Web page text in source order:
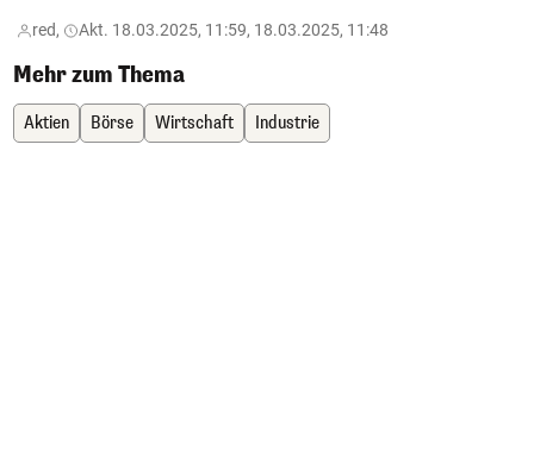
red, Akt. 18.03.2025, 11:59, 18.03.2025, 11:48
Mehr zum Thema
Aktien Börse Wirtschaft Industrie